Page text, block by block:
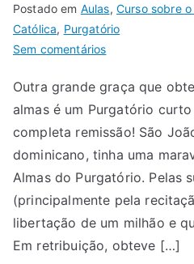
Postado em Aulas, Curso sobre
Católica, Purgatório
Sem comentários
Outra grande graça que
almas é um Purgatório
completa remissão! São
dominicano, tinha uma
Almas do Purgatório. Pelas
(principalmente pela
libertação de um milhão e
Em retribuição, obteve […]